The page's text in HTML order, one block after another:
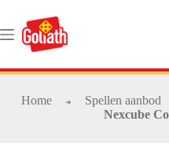
de
inhoud
Home ➜ Spellen aanbod
Nexcube